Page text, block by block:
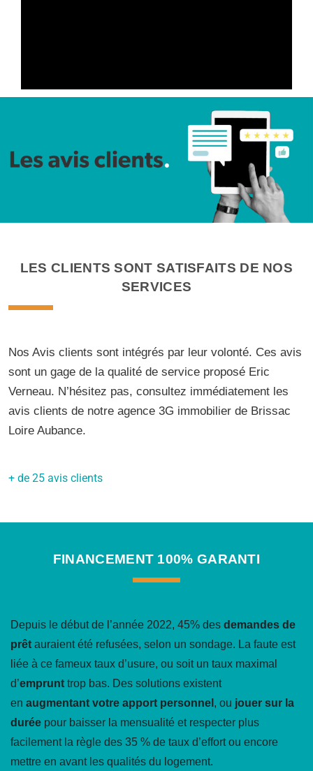
LES CLIENTS SONT SATISFAITS DE NOS
SERVICES
Nos Avis clients sont intégrés par leur volonté. Ces avis
sont un gage de la qualité de service proposé Eric
Verneau. N’hésitez pas, consultez immédiatement les
avis clients de notre agence 3G immobilier de Brissac
Loire Aubance.
+ de 25 avis clients
FINANCEMENT 100% GARANTI
Depuis le début de l’année 2022, 45% des demandes de
prêt auraient été refusées, selon un sondage. La faute est
liée à ce fameux taux d’usure, ou soit un taux maximal
d’emprunt trop bas. Des solutions existent
en augmentant votre apport personnel , ou jouer sur la
durée pour baisser la mensualité et respecter plus
facilement la règle des 35 % de taux d’effort ou encore
mettre en avant les qualités du logement.